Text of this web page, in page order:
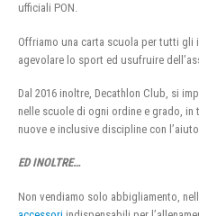
ufficiali PON.
Offriamo una carta scuola per tutti
agevolare lo sport ed usufruire
Dal 2016 inoltre, Decathlon Club, si
nelle scuole di ogni ordine e grado,
nuove e inclusive discipline con
ED INOLTRE…
Non vendiamo solo abbigliamento,